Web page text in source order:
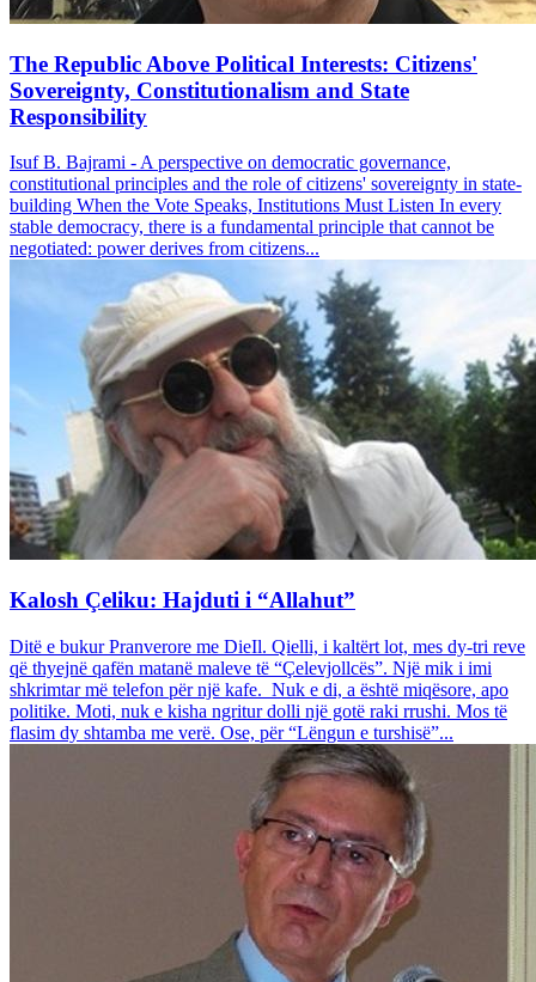
The Republic Above Political Interests: Citizens'
Sovereignty, Constitutionalism and State
Responsibility
Isuf B. Bajrami - A perspective on democratic governance,
constitutional principles and the role of citizens' sovereignty in state-
building When the Vote Speaks, Institutions Must Listen In every
stable democracy, there is a fundamental principle that cannot be
negotiated: power derives from citizens...
Kalosh Çeliku: Hajduti i “Allahut”
Ditë e bukur Pranverore me DieIl. Qielli, i kaltërt lot, mes dy-tri reve
që thyejnë qafën matanë maleve të “Çelevjollcës”. Një mik i imi
shkrimtar më telefon për një kafe. Nuk e di, a është miqësore, apo
politike. Moti, nuk e kisha ngritur dolli një gotë raki rrushi. Mos të
flasim dy shtamba me verë. Ose, për “Lëngun e turshisë”...